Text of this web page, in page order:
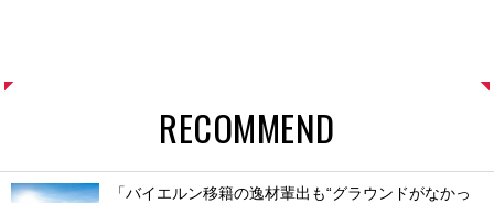
RECOMMEND
「バイエルン移籍の逸材輩出も“グラウンドがなかっ